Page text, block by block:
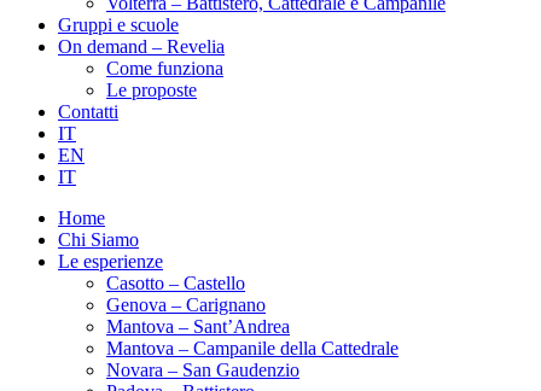
Gruppi e scuole
On demand – Revelia
Come funziona
Le proposte
Contatti
IT
EN
IT
Home
Chi Siamo
Le esperienze
Casotto – Castello
Genova – Carignano
Mantova – Sant’Andrea
Mantova – Campanile della Cattedrale
Novara – San Gaudenzio